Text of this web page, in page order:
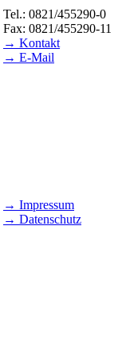
Tel.: 0821/455290-0
Fax: 0821/455290-11
→ Kontakt
→ E-Mail
→ Impressum
→ Datenschutz